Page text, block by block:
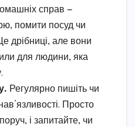
справ —
помити посуд чи
дрібниці, але вони
для людини, яка
Регулярно пишіть чи
Просто
і запитайте, чи